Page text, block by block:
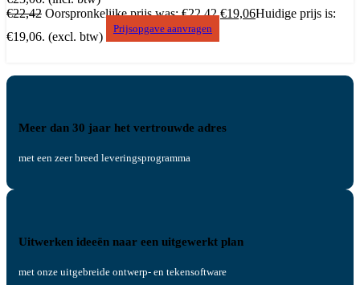
€22,42 Oorspronkelijke prijs was: €22,42.€19,06Huidige prijs is:
€19,06. (excl. btw)
Prijsopgave aanvragen
Meer dan 30 jaar het vertrouwde adres
met een zeer breed leveringsprogramma
Uitwerken ideeën naar een uitgewerkt plan
met onze uitgebreide ontwerp- en tekensoftware